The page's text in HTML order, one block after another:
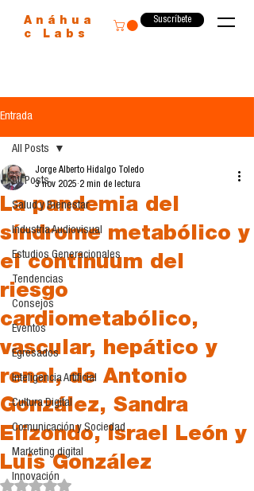
Anáhua
c Labs
Suscríbete
Entrada
All Posts
Salud y Bienestar
Industria Audiovisual
Estudios Generacionales
Tendencias
Consejos
Eventos
Egresados
Inteligencia Artificial
Cultura Digital
Comunicación y Sociedad
Marketing digital
Innovación
All Posts
La pandemia del
síndrome metabólico y
el continuum del
riesgo
cardiometabólico,
vascular, hepático y
renal, de Antonio
González, Sandra
Elizondo, Israel León y
Luis González
Jorge Alberto Hidalgo Toledo
3 nov 2025 2 min de lectura
Obtuvo NaN de 5 estrellas.